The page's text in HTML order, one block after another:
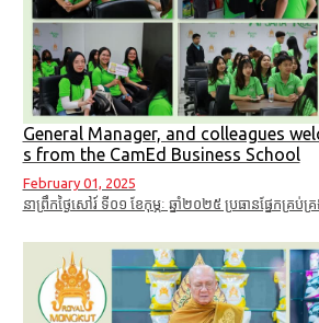
General Manager, and colleagues
s from the CamEd Business School
February 01, 2025
នាព្រឹកថ្ងៃសៅរ៍ ទី០១ ខែកុម្ភៈ​ ឆ្នាំ២០២៥ ប្រធានផ្នែកគ្រ